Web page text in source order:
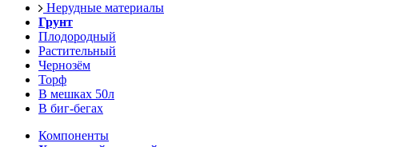
Нерудные материалы
Грунт
Плодородный
Растительный
Чернозём
Торф
В мешках 50л
В биг-бегах
Компоненты